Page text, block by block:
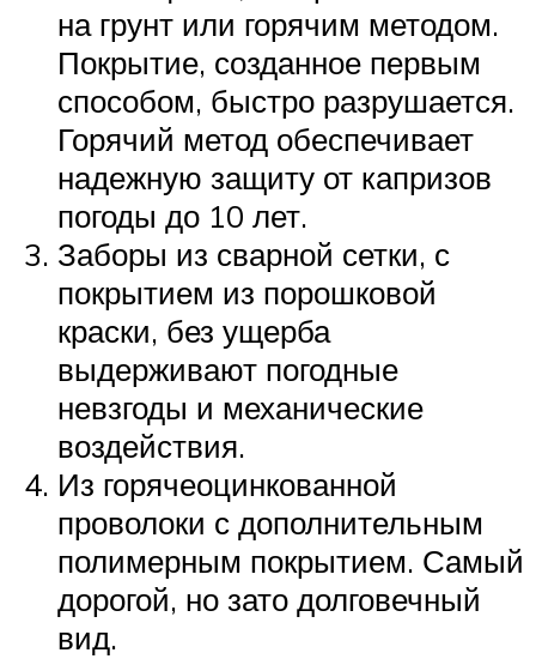
на грунт или горячим методом.
Покрытие, созданное первым
способом, быстро разрушается.
Горячий метод обеспечивает
надежную защиту от капризов
погоды до 10 лет.
Заборы из сварной сетки, с
покрытием из порошковой
краски, без ущерба
выдерживают погодные
невзгоды и механические
воздействия.
Из горячеоцинкованной
проволоки с дополнительным
полимерным покрытием. Самый
дорогой, но зато долговечный
вид.